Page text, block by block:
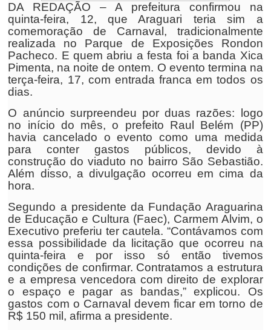
DA REDAÇÃO – A prefeitura confirmou na
quinta-feira, 12, que Araguari teria sim a
comemoração de Carnaval, tradicionalmente
realizada no Parque de Exposições Rondon
Pacheco. E quem abriu a festa foi a banda Xica
Pimenta, na noite de ontem. O evento termina na
terça-feira, 17, com entrada franca em todos os
dias.
O anúncio surpreendeu por duas razões: logo
no início do mês, o prefeito Raul Belém (PP)
havia cancelado o evento como uma medida
para conter gastos públicos, devido à
construção do viaduto no bairro São Sebastião.
Além disso, a divulgação ocorreu em cima da
hora.
Segundo a presidente da Fundação Araguarina
de Educação e Cultura (Faec), Carmem Alvim, o
Executivo preferiu ter cautela. “Contávamos com
essa possibilidade da licitação que ocorreu na
quinta-feira e por isso só então tivemos
condições de confirmar. Contratamos a estrutura
e a empresa vencedora com direito de explorar
o espaço e pagar as bandas,” explicou. Os
gastos com o Carnaval devem ficar em torno de
R$ 150 mil, afirma a presidente.